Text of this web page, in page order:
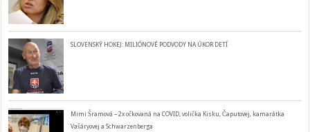
SLOVENSKÝ HOKEJ: MILIÓNOVÉ PODVODY NA ÚKOR DETÍ
Mimi Šramová – 2x očkovaná na COVID, volička Kisku, Čaputovej, kamarátka
Vašáryovej a Schwarzenberga